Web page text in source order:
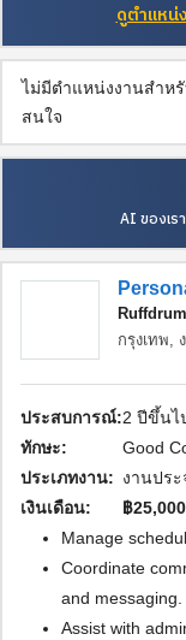
ดูตำแหน่
ไม่มีตำแหน่งงานสำห
สนใจ
AI ของเร
กรุงเทพ,
ประสบการณ์:
2 ปีขึ้นไ
ทักษะ:
Good
ประเภทงาน:
งานปร
เงินเดือน:
฿
Manage
Coordinate
and messaging.
Assist with